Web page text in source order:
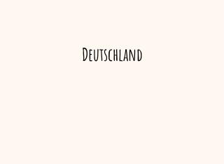
Deutschland